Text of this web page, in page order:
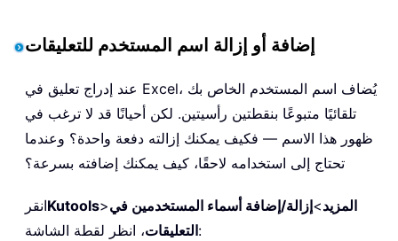
إضافة أو إزالة اسم المستخدم للتعليقات
عند إدراج تعليق في Excel، يُضاف اسم المستخدم الخاص بك
تلقائيًا متبوعًا بنقطتين رأسيتين. لكن أحيانًا قد لا ترغب في
ظهور هذا الاسم — فكيف يمكنك إزالته دفعة واحدة؟ وعندما
تحتاج إلى استخدامه لاحقًا، كيف يمكنك إضافته بسرعة؟
انقرKutools> المزيد>إزالة/إضافة أسماء المستخدمين في
التعليقات، انظر لقطة الشاشة: